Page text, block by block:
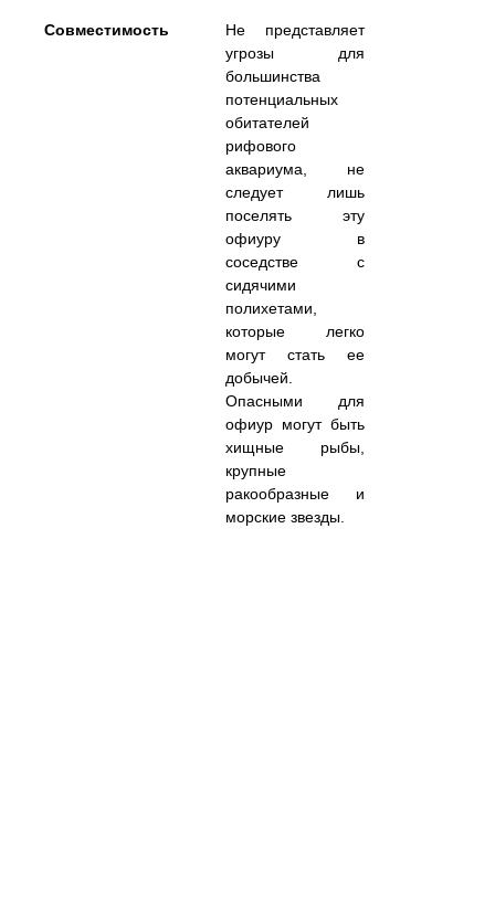
Совместимость
Не представляет
угрозы для
большинства
потенциальных
обитателей
рифового
аквариума, не
следует лишь
поселять эту
офиуру в
соседстве с
сидячими
полихетами,
которые легко
могут стать ее
добычей.
Опасными для
офиур могут быть
хищные рыбы,
крупные
ракообразные и
морские звезды.